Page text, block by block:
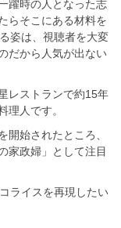
躍時の人となった志
らそこにある材料を
姿は、視聴者を大変
だから人気が出ない
レストランで約15年
理人です。
開始されたところ、
家政婦」として注目
ライスを再現したい